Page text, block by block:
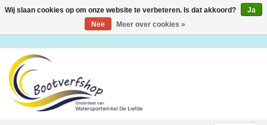
Toggle
Wij slaan cookies op om onze website te verbeteren. Is dat akkoord?
Ja
Nee
Meer over cookies »